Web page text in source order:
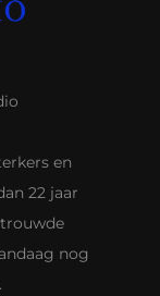
en
22 jaar
nog